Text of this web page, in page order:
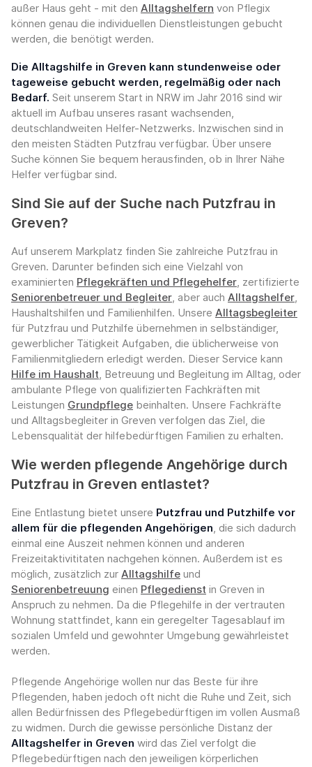
außer Haus geht - mit den Alltagshelfern von Pflegix
können genau die individuellen Dienstleistungen gebucht
werden, die benötigt werden.
Die Alltagshilfe in Greven kann stundenweise oder
tageweise gebucht werden, regelmäßig oder nach
Bedarf. Seit unserem Start in NRW im Jahr 2016 sind wir
aktuell im Aufbau unseres rasant wachsenden,
deutschlandweiten Helfer-Netzwerks. Inzwischen sind in
den meisten Städten Putzfrau verfügbar. Über unsere
Suche können Sie bequem herausfinden, ob in Ihrer Nähe
Helfer verfügbar sind.
Sind Sie auf der Suche nach Putzfrau in
Greven?
Auf unserem Markplatz finden Sie zahlreiche Putzfrau in
Greven. Darunter befinden sich eine Vielzahl von
examinierten Pflegekräften und Pflegehelfer, zertifizierte
Seniorenbetreuer und Begleiter, aber auch Alltagshelfer,
Haushaltshilfen und Familienhilfen. Unsere Alltagsbegleiter
für Putzfrau und Putzhilfe übernehmen in selbständiger,
gewerblicher Tätigkeit Aufgaben, die üblicherweise von
Familienmitgliedern erledigt werden. Dieser Service kann
Hilfe im Haushalt, Betreuung und Begleitung im Alltag, oder
ambulante Pflege von qualifizierten Fachkräften mit
Leistungen Grundpflege beinhalten. Unsere Fachkräfte
und Alltagsbegleiter in Greven verfolgen das Ziel, die
Lebensqualität der hilfebedürftigen Familien zu erhalten.
Wie werden pflegende Angehörige durch
Putzfrau in Greven entlastet?
Eine Entlastung bietet unsere Putzfrau und Putzhilfe vor
allem für die pflegenden Angehörigen, die sich dadurch
einmal eine Auszeit nehmen können und anderen
Freizeitaktivititaten nachgehen können. Außerdem ist es
möglich, zusätzlich zur Alltagshilfe und
Seniorenbetreuung einen Pflegedienst in Greven in
Anspruch zu nehmen. Da die Pflegehilfe in der vertrauten
Wohnung stattfindet, kann ein geregelter Tagesablauf im
sozialen Umfeld und gewohnter Umgebung gewährleistet
werden.
Pflegende Angehörige wollen nur das Beste für ihre
Pflegenden, haben jedoch oft nicht die Ruhe und Zeit, sich
allen Bedürfnissen des Pflegebedürftigen im vollen Ausmaß
zu widmen. Durch die gewisse persönliche Distanz der
Alltagshelfer in Greven wird das Ziel verfolgt die
Pflegebedürftigen nach den jeweiligen körperlichen